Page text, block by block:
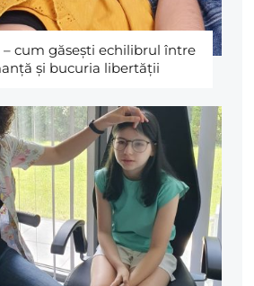
– cum găseşti echilibrul între
şi bucuria libertăţii